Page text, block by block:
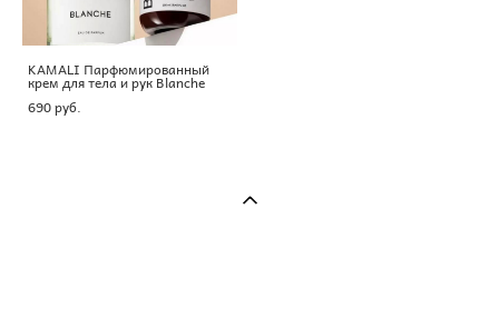
KAMALI Парфюмированный
крем для тела и рук Blanche
690 pуб.